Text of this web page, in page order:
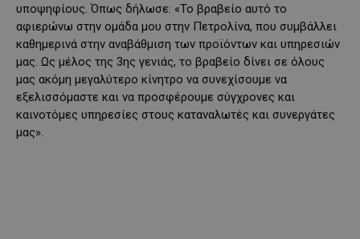
υποψηφίους. Όπως δήλωσε: «Το βραβείο αυτό το
αφιερώνω στην ομάδα μου στην Πετρολίνα, που συμβάλλει
καθημερινά στην αναβάθμιση των προϊόντων και υπηρεσιών
μας. Ως μέλος της 3ης γενιάς, το βραβείο δίνει σε όλους
μας ακόμη μεγαλύτερο κίνητρο να συνεχίσουμε να
εξελισσόμαστε και να προσφέρουμε σύγχρονες και
καινοτόμες υπηρεσίες στους καταναλωτές και συνεργάτες
μας».